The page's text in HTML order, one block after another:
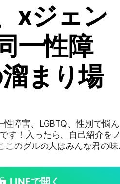
xジェン
一性障
まり場
障害、LGBTQ、性別で悩ん
す！入ったら、自己紹介をノ
会い厨も通報対象です。 二
すので、ご理解を。 参加リク
LINEで開く